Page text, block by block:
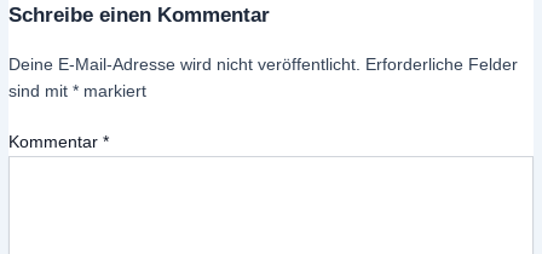
Schreibe einen Kommentar
Deine E-Mail-Adresse wird nicht veröffentlicht.
Erforderliche Felder
sind mit* markiert
Kommentar*